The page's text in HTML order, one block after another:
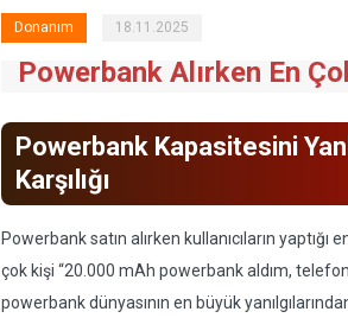
Donanım 18.11.2025
Powerbank Alırken En
Powerbank Kapasitesini
Karşılığı
Powerbank satın alırken kullanıcıların
çok kişi “20.000 mAh powerbank aldım,
powerbank dünyasının en büyük